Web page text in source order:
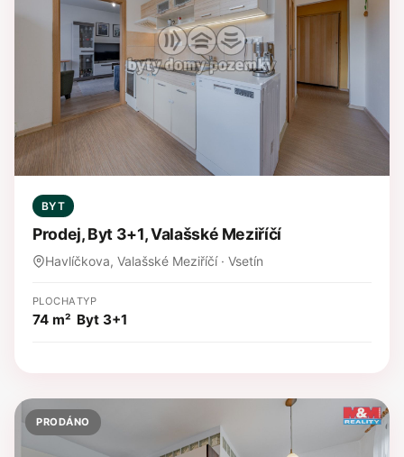
BYT
Prodej, Byt 3+1, Valašské Meziříčí
Havlíčkova, Valašské Meziříčí · Vsetín
PLOCHA
74 m²
TYP
Byt 3+1
PRODÁNO